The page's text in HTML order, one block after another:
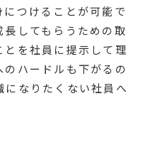
つけることが可能で
してもらうための取
とを社員に提示して理
ハードルも下がるの
なりたくない社員へ